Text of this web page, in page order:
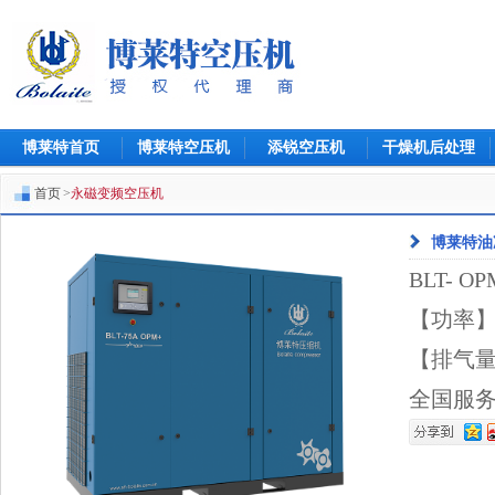
博莱特首页 博莱特空压机 添锐空压机 干燥机后处理
联系我们
首页>永磁变频空压机
博莱特
BLT-
【功率
【排气
全国服